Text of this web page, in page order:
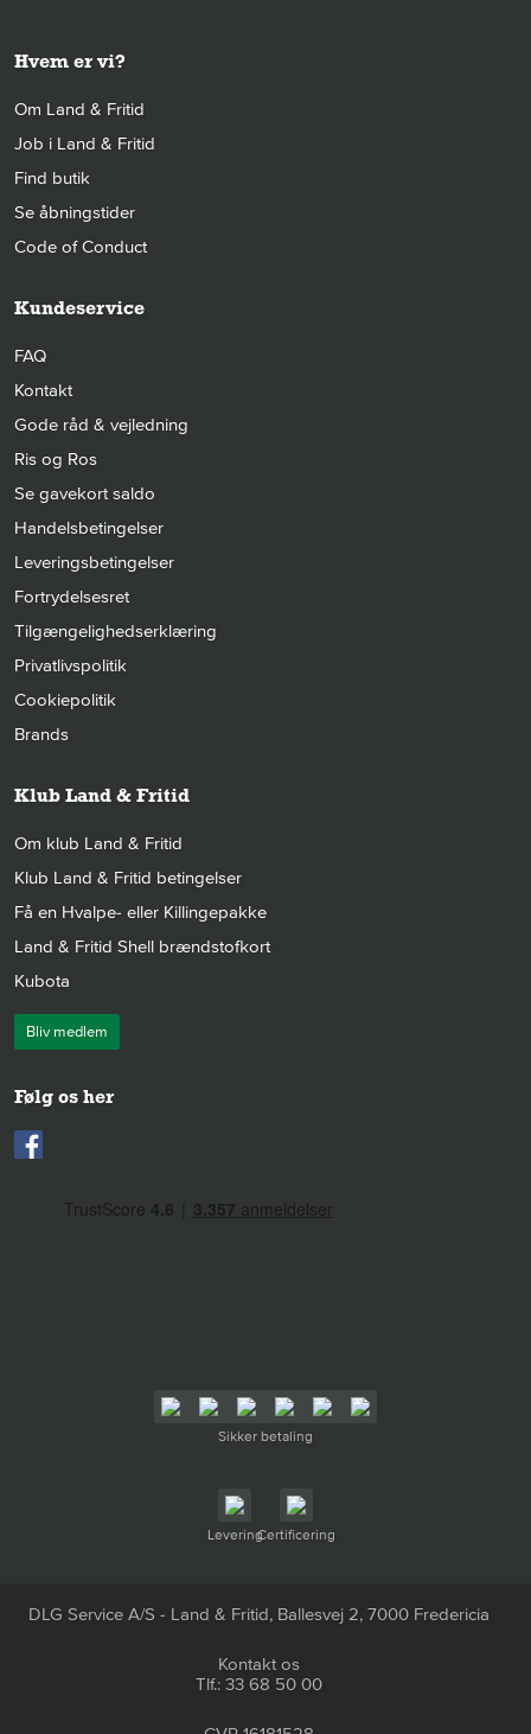
Hvem er vi?
Om Land & Fritid
Job i Land & Fritid
Find butik
Se åbningstider
Code of Conduct
Kundeservice
FAQ
Kontakt
Gode råd & vejledning
Ris og Ros
Se gavekort saldo
Handelsbetingelser
Leveringsbetingelser
Fortrydelsesret
Tilgængelighedserklæring
Privatlivspolitik
Cookiepolitik
Brands
Klub Land & Fritid
Om klub Land & Fritid
Klub Land & Fritid betingelser
Få en Hvalpe- eller Killingepakke
Land & Fritid Shell brændstofkort
Kubota
Bliv medlem
Følg os her
Sikker betaling
LeveringCertificering
DLG Service A/S - Land & Fritid, Ballesvej 2, 7000 Fredericia
Kontakt os
Tlf.: 33 68 50 00